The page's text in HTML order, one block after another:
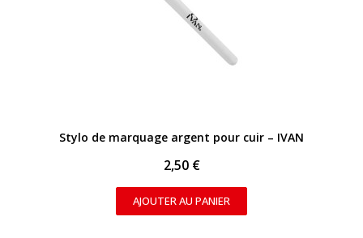
APERÇU RAPIDE
Stylo de marquage argent pour cuir – IVAN
2,50 €
AJOUTER AU PANIER